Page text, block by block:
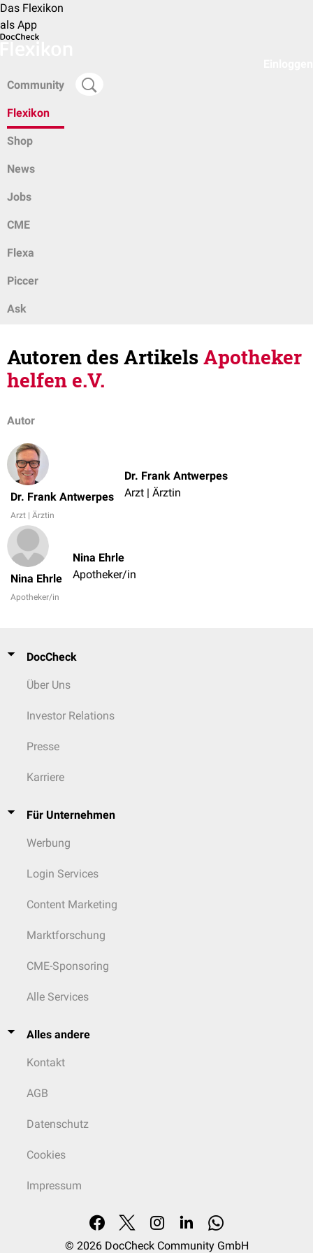
Das Flexikon
als App
Community
Flexikon
Shop
News
Jobs
CME
Flexa
Piccer
Ask
Autoren des ArtikelsApotheker
helfen e.V.
Autor
Dr. Frank Antwerpes
Arzt | Ärztin
Dr. Frank Antwerpes
Arzt | Ärztin
Nina Ehrle
Apotheker/in
Nina Ehrle
Apotheker/in
DocCheck
Über Uns
Investor Relations
Presse
Karriere
Für Unternehmen
Werbung
Login Services
Content Marketing
Marktforschung
CME-Sponsoring
Alle Services
Alles andere
Kontakt
AGB
Datenschutz
Cookies
Impressum
© 2026 DocCheck Community GmbH